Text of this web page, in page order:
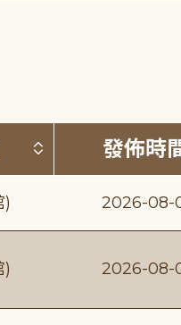
冪)按發布單位排
發佈時
) 2026-08-
) 2026-08-